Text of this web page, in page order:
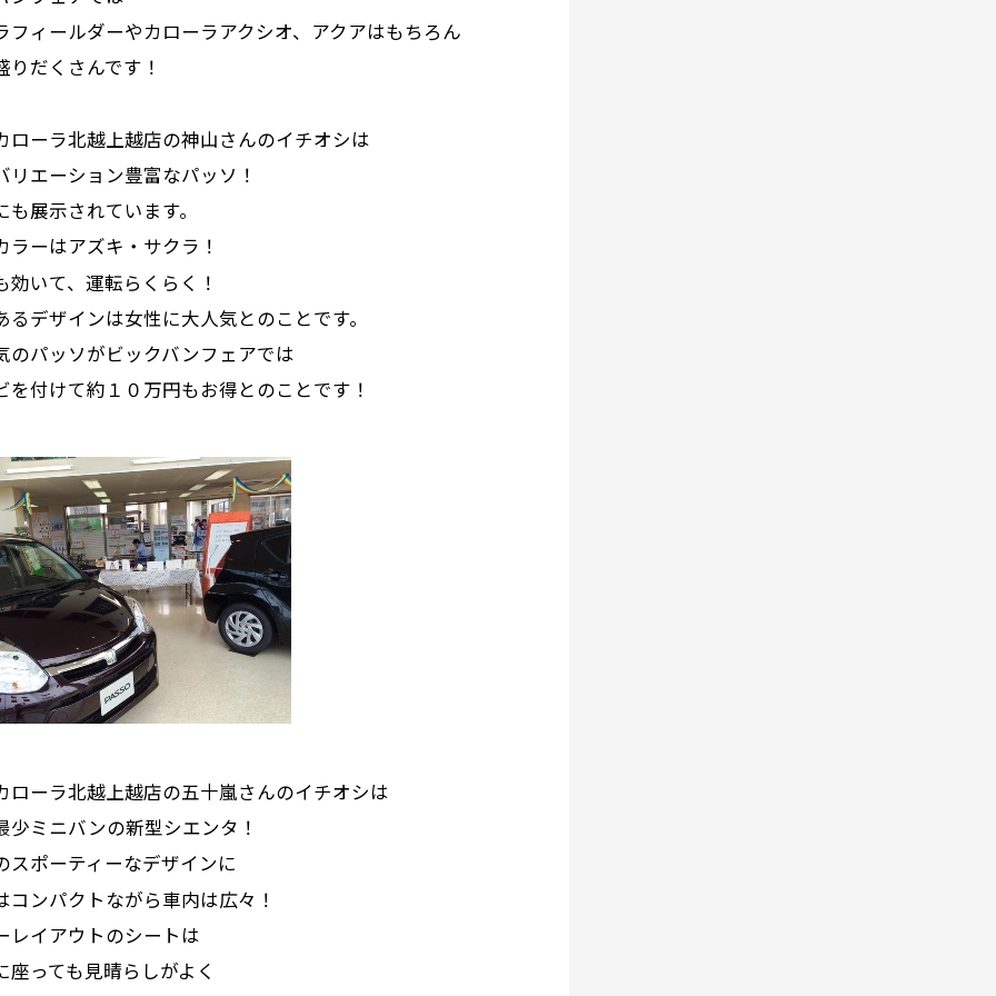
フィールダーやカローラアクシオ、アクアはもちろん
りだくさんです！
ローラ北越上越店の神山さんのイチオシは
リエーション豊富なパッソ！
も展示されています。
ラーはアズキ・サクラ！
効いて、運転らくらく！
るデザインは女性に大人気とのことです。
のパッソがビックバンフェアでは
を付けて約１０万円もお得とのことです！
ローラ北越上越店の五十嵐さんのイチオシは
少ミニバンの新型シエンタ！
スポーティーなデザインに
コンパクトながら車内は広々！
レイアウトのシートは
座っても見晴らしがよく